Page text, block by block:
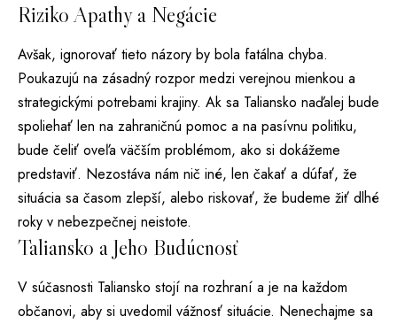
Riziko Apathy a Negácie
Avšak, ignorovať tieto názory by bola fatálna chyba.
Poukazujú na zásadný rozpor medzi verejnou mienkou a
strategickými potrebami krajiny. Ak sa Taliansko naďalej bude
spoliehať len na zahraničnú pomoc a na pasívnu politiku,
bude čeliť oveľa väčším problémom, ako si dokážeme
predstaviť. Nezostáva nám nič iné, len čakať a dúfať, že
situácia sa časom zlepší, alebo riskovať, že budeme žiť dlhé
roky v nebezpečnej neistote.
Taliansko a Jeho Budúcnosť
V súčasnosti Taliansko stojí na rozhraní a je na každom
občanovi, aby si uvedomil vážnosť situácie. Nenechajme sa